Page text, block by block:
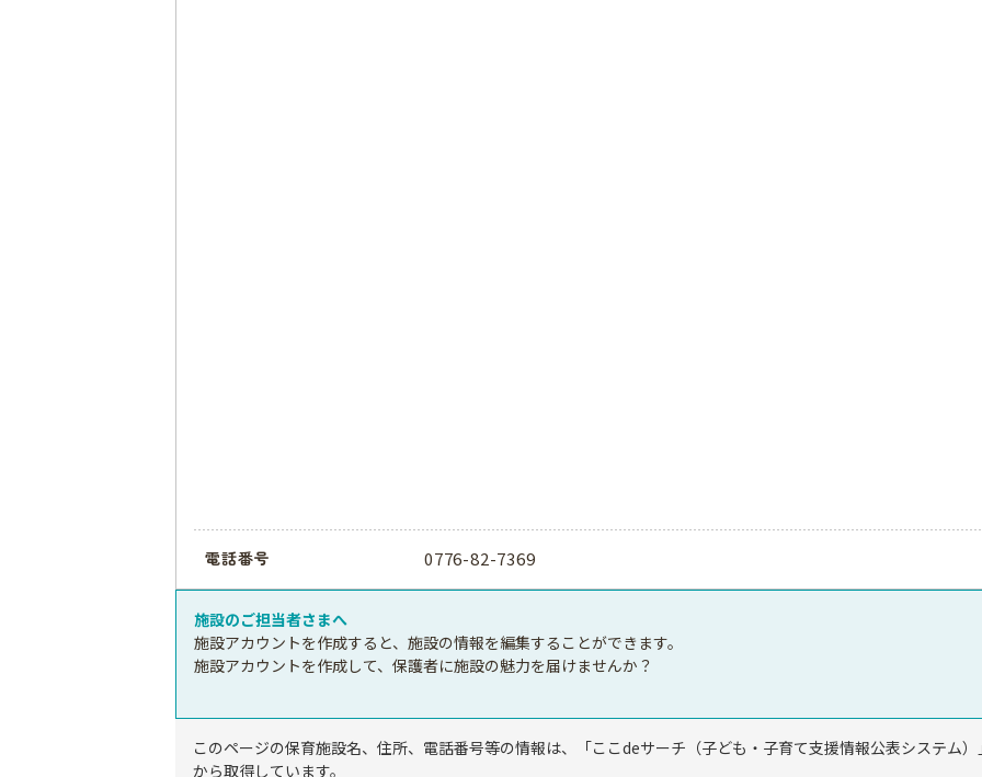
電話番号 0776-82-7369
施設のご担当者さまへ
施設アカウントを作成すると、施設の情報を編集することができます。
施設アカウントを作成して、保護者に施設の魅力を届けませんか？
このページの保育施設名、住所、電話番号等の情報は、「ここdeサーチ（子ども・子育て支援情報公表システム
から取得しています。